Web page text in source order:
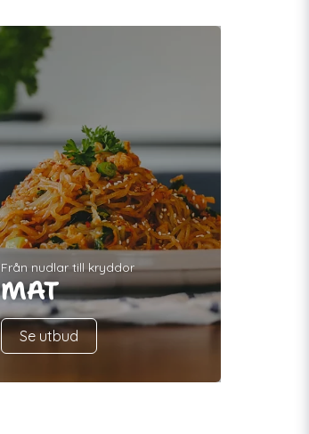
MAT
Från nudlar till kryddor
Se utbud